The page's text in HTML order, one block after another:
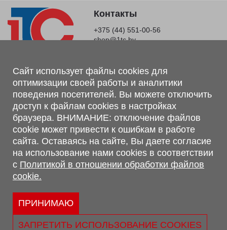
Контакты
+375 (44) 551-00-56
shop@1tc.by
Магазин, склад
г. Минск, Минский р-н, п. Привольный, ул. Мира, 20А,
223062
г. Брест, ул. Лейтенанта Рябцева, 108 В, 224701
Обращаем Ваше внимание, что вся предоставленная на сайте
информация, касающаяся комплектаций, технических
характеристик, цветовых сочетаний, а также стоимости и
сервисного обслуживания носит информационный характер и
не является публичной офертой, определяемой п.2 ст.407
Гражданского кодекса Республики Беларусь.
Политика обработки персональных данных
Политикой в отношении обработки файлов cookie.
Сайт использует файлы cookies для
оптимизации своей работы и аналитики
поведения посетителей. Вы можете отключить
доступ к файлам cookies в настройках
браузера. ВНИМАНИЕ: отключение файлов
cookie может привести к ошибкам в работе
сайта. Оставаясь на сайте, Вы даете согласие
на использование нами cookies в соответствии
с Политикой в отношении обработки файлов
cookie.
ПРИНИМАЮ
ЗАПРЕТИТЬ ИСПОЛЬЗОВАНИЕ COOKIES